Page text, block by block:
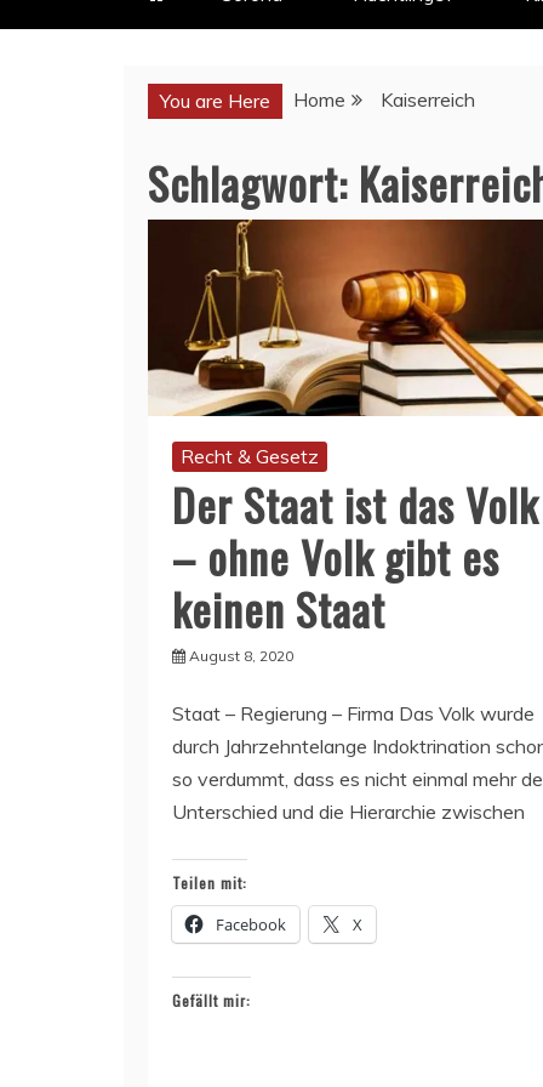
You are Here Home Kaiserreich
Schlagwort:
Recht & Gesetz
Der Staat ist das Volk
– ohne Volk gibt es
keinen Staat
August 8, 2020
Staat – Regierung – Firma Das Volk wurde
durch Jahrzehntelange Indoktrination
so verdummt, dass es nicht einmal mehr
Unterschied und die Hierarchie zwischen
Teilen mit:
Facebook X
Gefällt mir: